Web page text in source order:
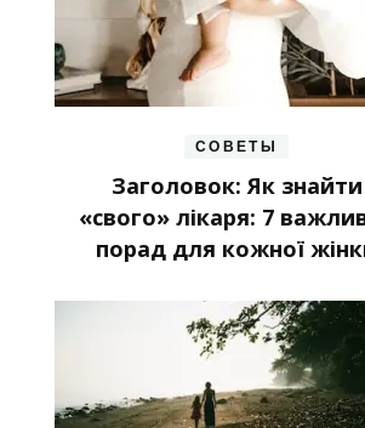
СОВЕТЫ
Заголовок: Як знайти
«свого» лікаря: 7
порад для кожної